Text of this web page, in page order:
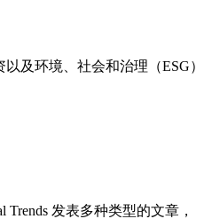
及环境、社会和治理（ESG）
Trends 发表多种类型的文章，